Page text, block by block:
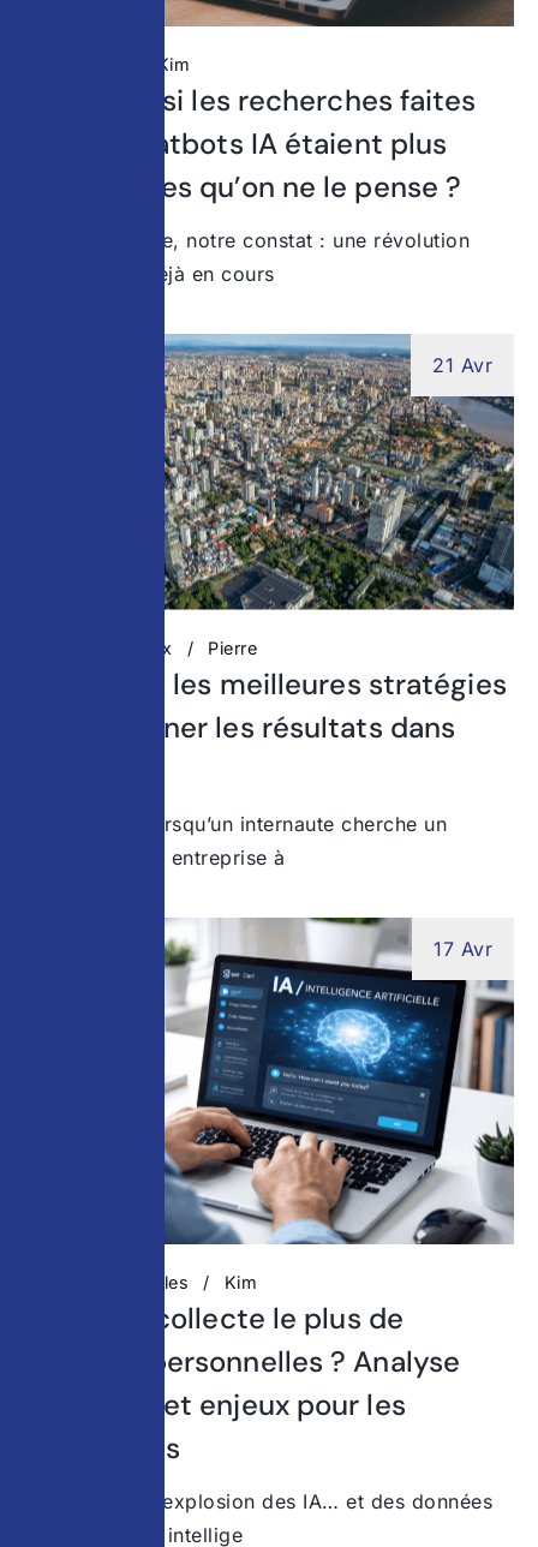
Kim
Étude : et si les recherches faites
sur les chatbots IA étaient plus
importantes qu’on ne le pense ?
Chez Stratedge, notre constat : une révolution
invisible est déjà en cours
21 Avr
Réseaux Sociaux Pierre
SEO local : les meilleures stratégies
pour dominer les résultats dans
Aujourd’hui, lorsqu’un internaute cherche un
service ou une entreprise à
17 Avr
Actualités digitales Kim
Quelle IA collecte le plus de
données personnelles ? Analyse
complète et enjeux pour les
entreprises
© Surfshark L’explosion des IA… et des données
collectées Les intellige